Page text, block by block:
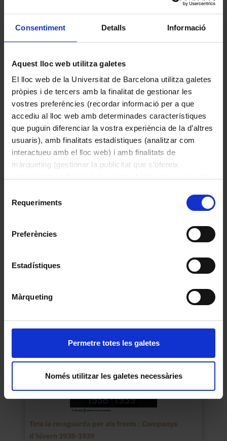
Consentiment Detalls Informació
Aquest lloc web utilitza galetes
El lloc web de la Universitat de Barcelona utilitza galetes
pròpies i de tercers amb la finalitat de gestionar les
vostres preferències (recordar informació per a que
accediu al lloc web amb determinades característiques
que puguin diferenciar la vostra experiència de la d’altres
usuaris), amb finalitats estadístiques (analitzar com
interactueu amb el lloc web) i amb finalitats de
màrqueting (gestionar la publicitat que s’ofereix
consultar laPolítica de galetes del lloc web de la
Requeriments
Preferències
Estadístiques
Màrqueting
Permetre totes les galetes
Només utilitzar les galetes necessàries
Altres peces de la col·lecció
diumenge dia 7 a les 10 del matí totes les dones a
1937
Tota la reraguarda per als fronts : Campanya
d’hivern 1938-1939